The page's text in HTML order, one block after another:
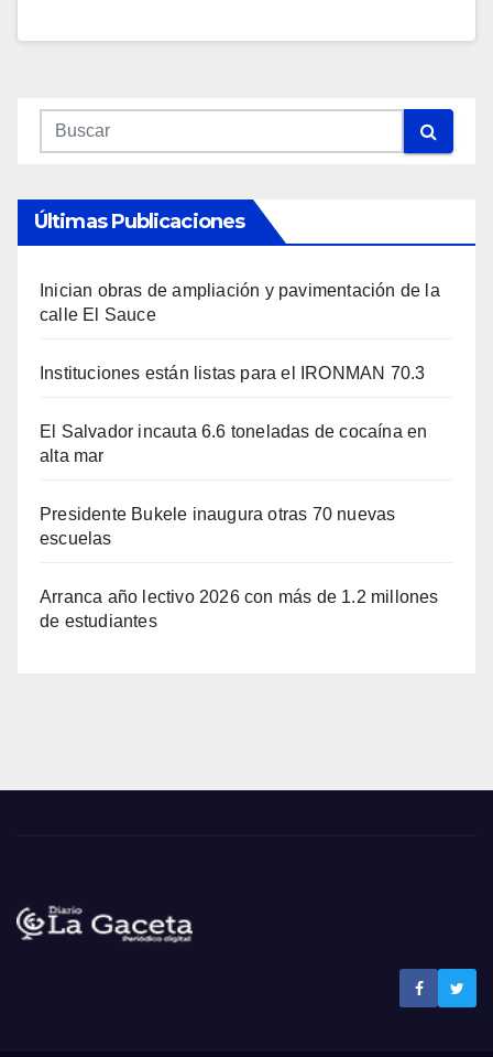
Últimas Publicaciones
Inician obras de ampliación y pavimentación de la
calle El Sauce
Instituciones están listas para el IRONMAN 70.3
El Salvador incauta 6.6 toneladas de cocaína en
alta mar
Presidente Bukele inaugura otras 70 nuevas
escuelas
Arranca año lectivo 2026 con más de 1.2 millones
de estudiantes